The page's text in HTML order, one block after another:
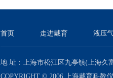
首页 走进戴育 液压
地 址：上海市松江区九亭镇(上海
COPYRIGHT © 2006 上海戴育科